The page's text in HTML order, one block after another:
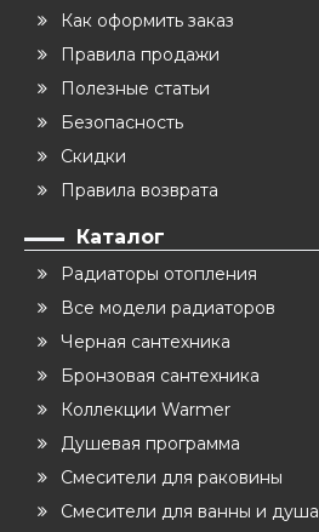
Как оформить заказ
Правила продажи
Полезные статьи
Безопасность
Скидки
Правила возврата
Каталог
Радиаторы отопления
Все модели радиаторов
Черная сантехника
Бронзовая сантехника
Коллекции Warmer
Душевая программа
Смесители для раковины
Смесители для ванны и душа